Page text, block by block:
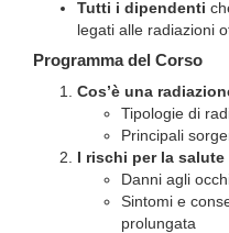
Tutti i dipendenti
legati alle radiazioni
Programma del Corso
Cos’è una
Tipologie di
Principali
I rischi per la salute
Danni agli
Sintomi e
prolungata